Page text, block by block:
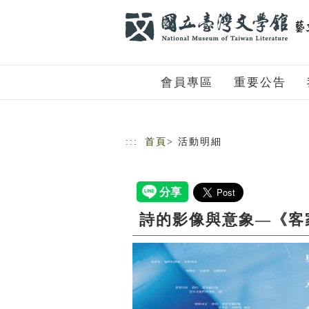
會員專區 重要公告
::: 首頁 > 活動明細
詩的影像與意象—《客